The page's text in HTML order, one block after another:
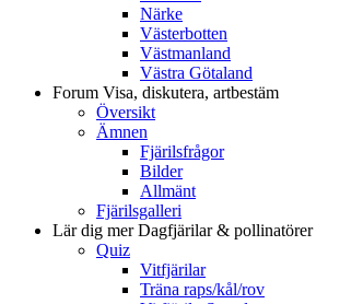
Närke
Västerbotten
Västmanland
Västra Götaland
Forum Visa, diskutera, artbestäm
Översikt
Ämnen
Fjärilsfrågor
Bilder
Allmänt
Fjärilsgalleri
Lär dig merDagfjärilar & pollinatörer
Quiz
Vitfjärilar
Träna raps/kål/rov